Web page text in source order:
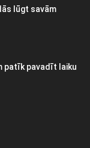
lūgt savām
patīk pavadīt laiku